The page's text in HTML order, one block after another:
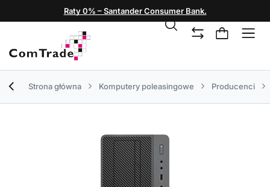
Raty 0% – Santander Consumer Bank.
Strona główna Komputery poleasingowe Producenci